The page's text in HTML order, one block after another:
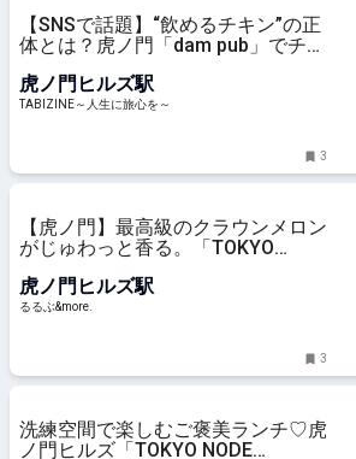
【SNSで話題】“飲めるチキン”の正
体とは？虎ノ門「dam pub」でチキ
虎ノ門ヒルズ駅
TABIZINE～人生に旅心を～
3
【虎ノ門】最高級のクラウンメロン
がじゅわっと香る。「TOKYO
ンティー｜るるぶ&more.
虎ノ門ヒルズ駅
るるぶ&more.
3
洗練空間で楽しむご褒美ランチ♡虎
ノ門ヒルズ「TOKYO NODE